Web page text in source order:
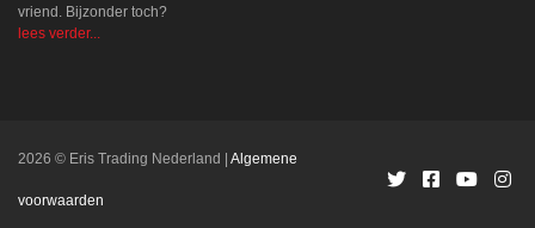
vriend. Bijzonder toch?
lees verder...
2026 © Eris Trading Nederland Algemene
voorwaarden